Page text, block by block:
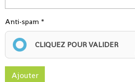
Anti-spam
CLIQUEZ POUR VALIDER
Ajouter